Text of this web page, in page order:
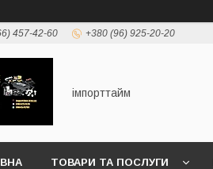
457-42-60 +380 (96) 925-20-20
імпорттайм
ТОВАРИ ТА ПОСЛУГИ